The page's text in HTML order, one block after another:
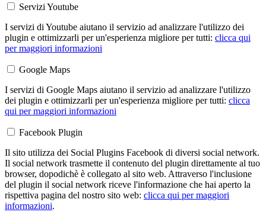
Servizi Youtube
I servizi di Youtube aiutano il servizio ad analizzare l'utilizzo dei
plugin e ottimizzarli per un'esperienza migliore per tutti: clicca qui
per maggiori informazioni
Google Maps
I servizi di Google Maps aiutano il servizio ad analizzare l'utilizzo
dei plugin e ottimizzarli per un'esperienza migliore per tutti: clicca
qui per maggiori informazioni
Facebook Plugin
Il sito utilizza dei Social Plugins Facebook di diversi social network.
Il social network trasmette il contenuto del plugin direttamente al tuo
browser, dopodichè è collegato al sito web. Attraverso l'inclusione
del plugin il social network riceve l'informazione che hai aperto la
rispettiva pagina del nostro sito web: clicca qui per maggiori
informazioni.